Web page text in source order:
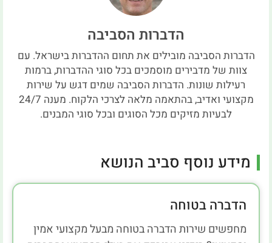
הדברות הסביבה
הדברות הסביבה מובילים את תחום ההדברות בישראל. עם
צוות של מדבירים מוסמכים בכל סוגי ההדברות, ברמות
רעילות שונות. הדברות הסביבה שמים דגש על שירות
מקצועי ואדיב, בהתאמה מלאה לצרכי הלקוח. מענה 24/7
לבעיות מזיקים מכל הסוגים ובכל סוגי המבנים.
מידע נוסף סביב הנושא
הדברה בטוחה
מחפשים שירות הדברה בטוחה מבעל מקצועי אמין